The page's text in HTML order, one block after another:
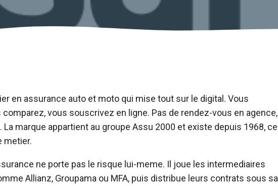
en assurance auto et moto qui mise tout sur le digital. Vous
vous souscrivez en ligne. Pas de rendez-vous en agence,
marque appartient au groupe Assu 2000 et existe depuis 1968, ce
metier.
ne porte pas le risque lui-meme. Il joue les intermediaires
Allianz, Groupama ou MFA, puis distribue leurs contrats sous sa